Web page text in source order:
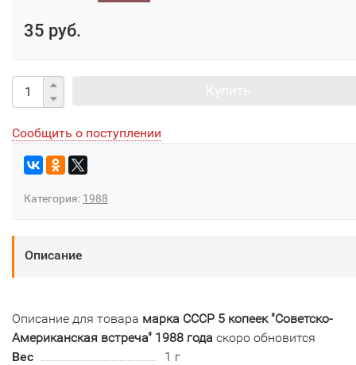
35 руб.
Сообщить о поступлении
Категория: 1988
Описание
Описание для товара марка СССР 5 копеек "Советско-
Американская встреча" 1988 года скоро обновится
Вес
1 г